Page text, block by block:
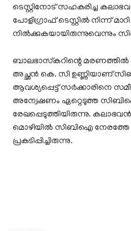
ടെസ്റ്റിനോട് സഹകരിച്ച
പോളിഗ്രാഫ് ടെസ്റ്റിൽ നിന്ന് മാറി
നിൽക്കുകയായിരുന്നുവെന്നും
ബാലഭാസ്‌കറിന്റെ
അച്ഛൻ കെ. സി ഉണ്ണിയാണ്
ആവശ്യപ്പെട്ട് സർക്കാരിനെ
അന്വേഷണം ഏറ്റെടുത്ത
രേഖപ്പെടുത്തിയിരുന്നു.
മൊഴിയിൽ സിബിഐ
പ്രകടിപ്പിച്ചിരുന്നു.